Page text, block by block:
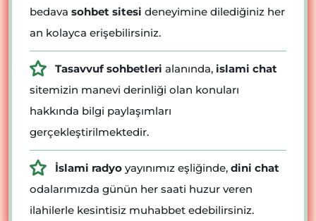
bedava sohbet sitesi deneyimine dilediğiniz her
an kolayca erişebilirsiniz.
Tasavvuf sohbetleri alanında, islami chat
sitemizin manevi derinliği olan konuları
hakkında bilgi paylaşımları
gerçekleştirilmektedir.
İslami radyo yayınımız eşliğinde, dini chat
odalarımızda günün her saati huzur veren
ilahilerle kesintisiz muhabbet edebilirsiniz.